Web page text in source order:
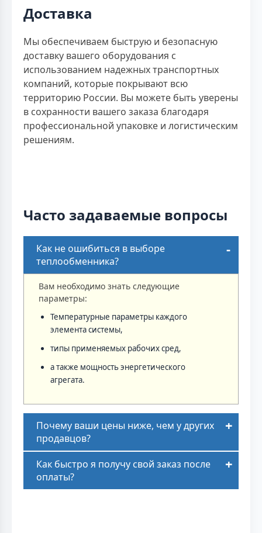
Доставка
Мы обеспечиваем быструю и безопасную
доставку вашего оборудования с
использованием надежных транспортных
компаний, которые покрывают всю
территорию России. Вы можете быть уверены
в сохранности вашего заказа благодаря
профессиональной упаковке и логистическим
решениям.
Часто задаваемые вопросы
Как не ошибиться в выборе
теплообменника?
Вам необходимо знать следующие
параметры:
Температурные параметры каждого
элемента системы,
типы применяемых рабочих сред,
а также мощность энергетического
агрегата.
Почему ваши цены ниже, чем у других
продавцов?
Как быстро я получу свой заказ после
оплаты?